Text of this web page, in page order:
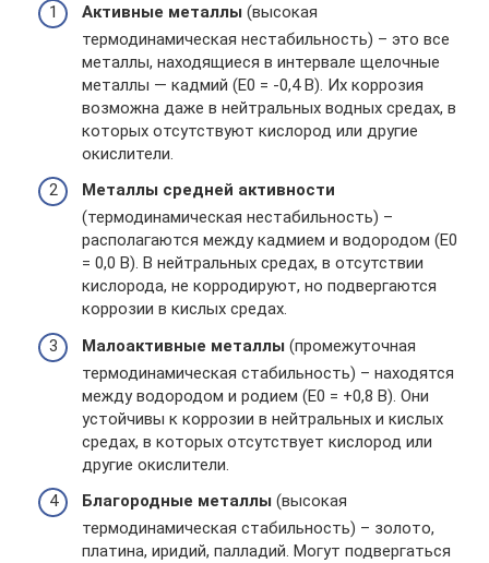
Активные металлы (высокая
термодинамическая нестабильность) – это все
металлы, находящиеся в интервале щелочные
металлы — кадмий (Е0 = -0,4 В). Их коррозия
возможна даже в нейтральных водных средах, в
которых отсутствуют кислород или другие
окислители.
Металлы средней активности
(термодинамическая нестабильность) –
располагаются между кадмием и водородом (Е0
= 0,0 В). В нейтральных средах, в отсутствии
кислорода, не корродируют, но подвергаются
коррозии в кислых средах.
Малоактивные металлы (промежуточная
термодинамическая стабильность) – находятся
между водородом и родием (Е0 = +0,8 В). Они
устойчивы к коррозии в нейтральных и кислых
средах, в которых отсутствует кислород или
другие окислители.
Благородные металлы (высокая
термодинамическая стабильность) – золото,
платина, иридий, палладий. Могут подвергаться